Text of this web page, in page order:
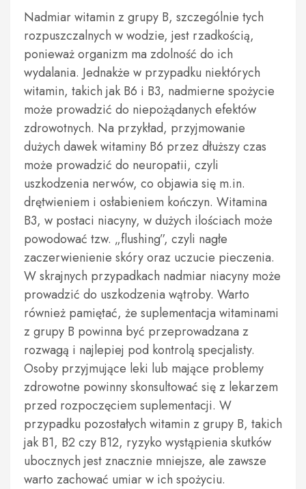
Nadmiar witamin z grupy B, szczególnie tych
rozpuszczalnych w wodzie, jest rzadkością,
ponieważ organizm ma zdolność do ich
wydalania. Jednakże w przypadku niektórych
witamin, takich jak B6 i B3, nadmierne spożycie
może prowadzić do niepożądanych efektów
zdrowotnych. Na przykład, przyjmowanie
dużych dawek witaminy B6 przez dłuższy czas
może prowadzić do neuropatii, czyli
uszkodzenia nerwów, co objawia się m.in.
drętwieniem i osłabieniem kończyn. Witamina
B3, w postaci niacyny, w dużych ilościach może
powodować tzw. „flushing”, czyli nagłe
zaczerwienienie skóry oraz uczucie pieczenia.
W skrajnych przypadkach nadmiar niacyny może
prowadzić do uszkodzenia wątroby. Warto
również pamiętać, że suplementacja witaminami
z grupy B powinna być przeprowadzana z
rozwagą i najlepiej pod kontrolą specjalisty.
Osoby przyjmujące leki lub mające problemy
zdrowotne powinny skonsultować się z lekarzem
przed rozpoczęciem suplementacji. W
przypadku pozostałych witamin z grupy B, takich
jak B1, B2 czy B12, ryzyko wystąpienia skutków
ubocznych jest znacznie mniejsze, ale zawsze
warto zachować umiar w ich spożyciu.